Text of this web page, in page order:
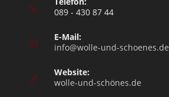
089 - 430 87 44
E-Mail:
info@wolle-und-schoenes.de
Website:
wolle-und-schönes.de